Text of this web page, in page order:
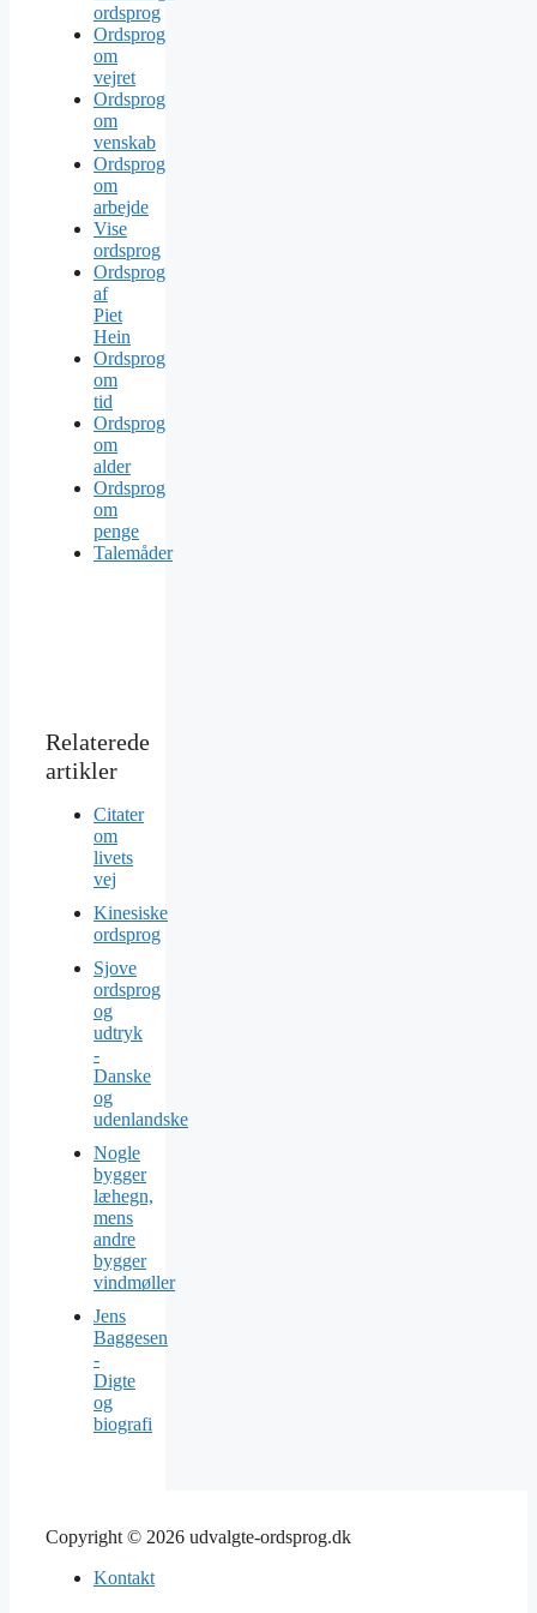
ordsprog
Ordsprog
om
vejret
Ordsprog
om
venskab
Ordsprog
om
arbejde
Vise
ordsprog
Ordsprog
af
Piet
Hein
Ordsprog
om
tid
Ordsprog
om
alder
Ordsprog
om
penge
Talemåder
Citater
om
livets
vej
Kinesiske
ordsprog
Sjove
ordsprog
og
udtryk
-
Danske
og
udenlandske
Nogle
bygger
læhegn,
mens
andre
bygger
vindmøller
Jens
Baggesen
-
Digte
og
biografi
Copyright © 2026 udvalgte-ordsprog.dk
Kontakt